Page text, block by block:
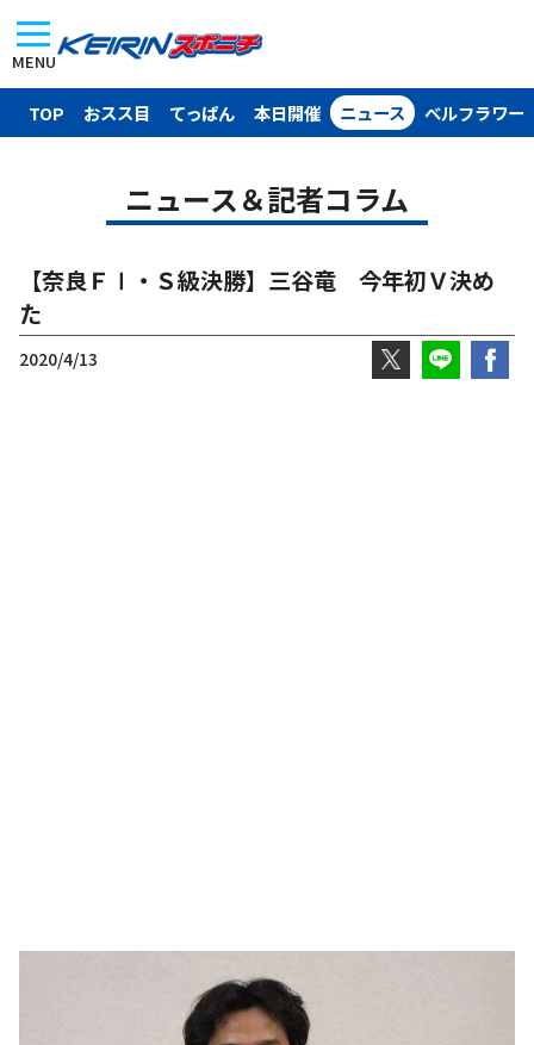
MENU
TOP おスス目 てっぱん 本日開催 ニュース ベルフラワー
ニュース＆記者コラム
【奈良ＦⅠ・Ｓ級決勝】三谷竜 今年初Ｖ決め
た
2020/4/13